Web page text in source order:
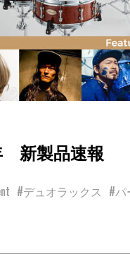
新製品速報
#デュオラックス #パ